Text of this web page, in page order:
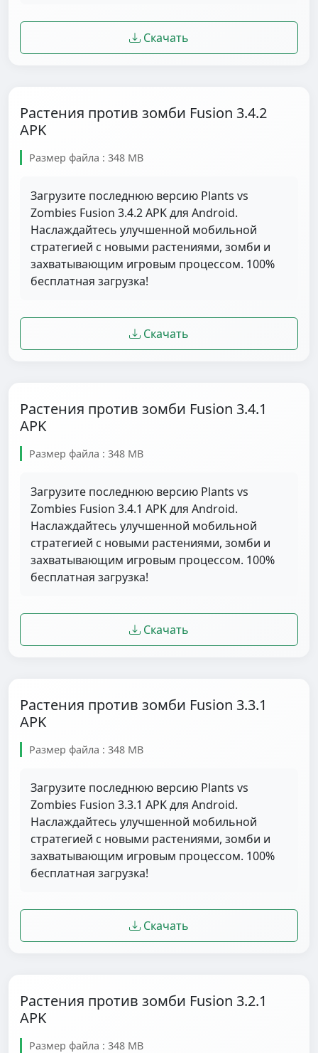
Скачать
Растения против зомби Fusion 3.4.2
APK
Размер файла : 348 MB
Загрузите последнюю версию Plants vs
Zombies Fusion 3.4.2 APK для Android.
Наслаждайтесь улучшенной мобильной
стратегией с новыми растениями, зомби и
захватывающим игровым процессом. 100%
бесплатная загрузка!
Скачать
Растения против зомби Fusion 3.4.1
APK
Размер файла : 348 MB
Загрузите последнюю версию Plants vs
Zombies Fusion 3.4.1 APK для Android.
Наслаждайтесь улучшенной мобильной
стратегией с новыми растениями, зомби и
захватывающим игровым процессом. 100%
бесплатная загрузка!
Скачать
Растения против зомби Fusion 3.3.1
APK
Размер файла : 348 MB
Загрузите последнюю версию Plants vs
Zombies Fusion 3.3.1 APK для Android.
Наслаждайтесь улучшенной мобильной
стратегией с новыми растениями, зомби и
захватывающим игровым процессом. 100%
бесплатная загрузка!
Скачать
Растения против зомби Fusion 3.2.1
APK
Размер файла : 348 MB